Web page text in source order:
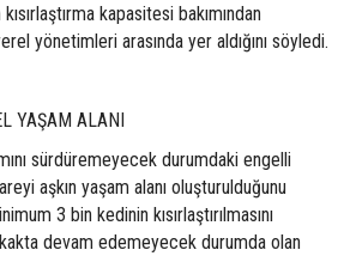
kapasitesi bakımından
yönetimleri arasında yer aldığını söyledi.
YAŞAM ALANI
sürdüremeyecek durumdaki engelli
aşkın yaşam alanı oluşturulduğunu
3 bin kedinin kısırlaştırılmasını
devam edemeyecek durumda olan